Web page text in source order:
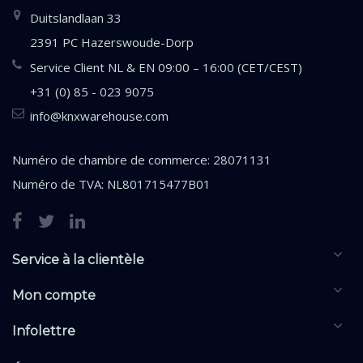
Duitslandlaan 33
2391 PC Hazerswoude-Dorp
Service Client NL & EN 09:00 – 16:00 (CET/CEST)
+31 (0) 85 - 023 9075
info@knxwarehouse.com
Numéro de chambre de commerce: 28071131
Numéro de TVA: NL801715477B01
Service à la clientèle
Mon compte
Infolettre